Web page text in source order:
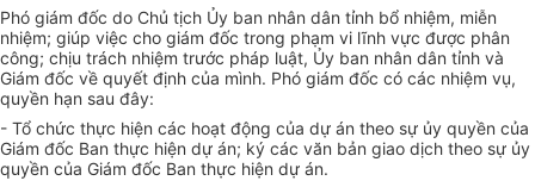
Phó giám đốc do Chủ tịch Ủy ban nhân dân tỉnh bổ nhiệm, miễn
nhiệm; giúp việc cho giám đốc trong phạm vi lĩnh vực được phân
công; chịu trách nhiệm trước pháp luật, Ủy ban nhân dân tỉnh và
Giám đốc về quyết định của mình. Phó giám đốc có các nhiệm vụ,
quyền hạn sau đây:
- Tổ chức thực hiện các hoạt động của dự án theo sự ủy quyền của
Giám đốc Ban thực hiện dự án; ký các văn bản giao dịch theo sự ủy
quyền của Giám đốc Ban thực hiện dự án.